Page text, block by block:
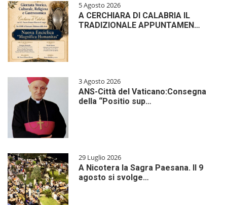
5 Agosto 2026
A CERCHIARA DI CALABRIA IL
TRADIZIONALE APPUNTAMEN…
3 Agosto 2026
ANS-Città del Vaticano:Consegna
della “Positio sup…
29 Luglio 2026
A Nicotera la Sagra Paesana. Il 9
agosto si svolge…